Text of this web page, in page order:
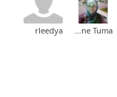
Nadia Yassine Tuma
rleedya